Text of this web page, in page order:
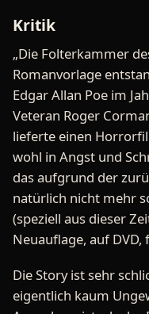
Kritik
„Die Folterkammer
Romanvorlage
Edgar Allan Poe im
Veteran Roger
lieferte einen
wohl in Angst und
das aufgrund der
natürlich nicht mehr
(speziell aus dieser
Neuauflage, auf DVD,
Die Story ist sehr
eigentlich kaum